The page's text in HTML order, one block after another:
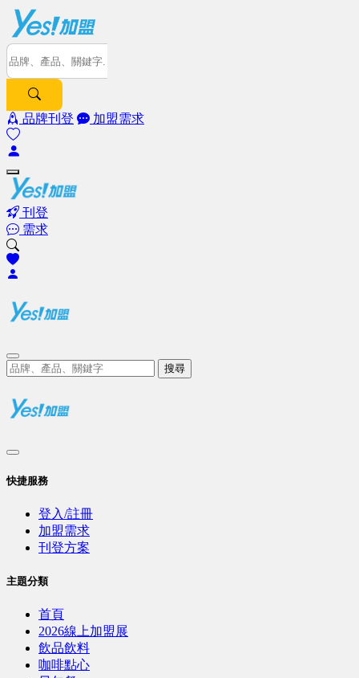
品牌刊登 加盟需求
刊登
需求
搜尋
快捷服務
登入/註冊
加盟需求
刊登方案
主題分類
首頁
2026線上加盟展
飲品飲料
咖啡點心